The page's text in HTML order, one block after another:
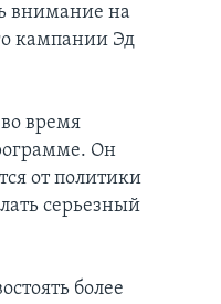
внимание на
кампании Эд
время
Он
от политики
серьезный
более